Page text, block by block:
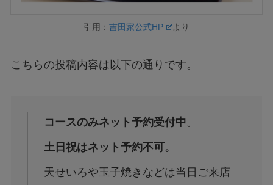
引用：吉田家公式HP より
こちらの投稿内容は以下の通りです。
コースのみネット予約受付中。
土日祝はネット予約不可。
天せいろや玉子焼きなどは当日ご来店